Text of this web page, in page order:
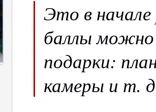
Это в
баллы
подарки:
камеры и т.